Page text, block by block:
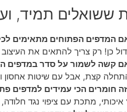
ששואלים תמיד,
המדפים הפתוחים מתאימים
כן! רק צריך להתאים את העיצוב
קשה לשמור על סדר במדפים
קצת, אבל עם שיטות אחסון
חומרים הכי עמידים למדפים
איכותי, מתכת עם ציפוי נגד